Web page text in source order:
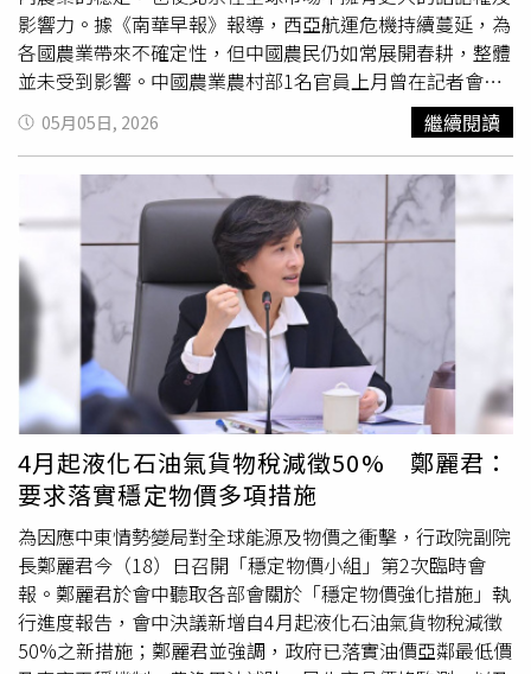
極度堪憂，不僅儲存區牆面發黴，更缺乏防鼠防蟲措施與車
輛清潔紀錄。雖然執法單位的強硬手段獲得廣泛讚譽，但強
制推行的監管新規也引發部分攤商反彈。因當局要求全面禁
止散裝零售、一律改為袋裝販售，導致孟買小型業者群起抗
議；業者代表前往FDA總部陳情時表示，散裝鮮奶保存期限
極短且每日運送量龐大，在缺乏包裝設備與物流緩衝的情況
下，要求店家一夜之間轉型並不切實際。目前印度執法機關
與零售業者之間的爭議仍未平息，商家呼籲政府應提供合理
的轉換期限與設備資助，而非只祭出重罰。
影響力。據《南華早報》報導，西亞航運危機持續蔓延，為
各國農業帶來不確定性，但中國農民仍如常展開春耕，整體
並未受到影響。中國農業農村部1名官員上月曾在記者會上
表示：「春耕化學肥料供應充足」，並補充稱，國內肥料價
格「遠低於國際價格」，春播作業正按部就班進行。當全球
政策制定者將焦點放在美以聯軍偷襲伊朗所引發的石油與石
化供應風險時，肥料這項全球大宗商品市場也正在遭受衝
擊，這凸顯了中國對上游農業產品的掌控力。中國約占全球
肥料產量的1/3，對全球農用化學品供應鏈具有強大影響
力。根據研究機構「IBISWorld」的數據，中國亦占全球化
學農藥原料產能的70%。分析人士指出，這種生產優勢使中
國在全球市場中擁有更大的話語權，尤其是在伊朗與美國持
續封鎖全球肥料及能源運輸的重要命脈「荷姆茲海峽」之
際。聯合國（United Nations）曾表示，在美以伊戰爭開打
之前，約1/3的海運肥料貿易需經過這條狹窄水道。中國領
先的獨立大宗商品市場資訊服務商「卓創資訊」（Sublime
China Information，SCI）分析師透露，中國持續的出口限
制，加上全球尿素與磷肥短缺，正推高價格，最終將影響全
球糧食安全。他們解釋，北京當局目前優先確保國內供應，
對尿素與磷肥等關鍵產品實施檢驗制度與配額管理。儘管北
京官方尚未宣布全面出口管制，但部分業界人士透露已接獲
停止出貨通知。多名消息人士向《路透社》與《金融時報》
表示，北京已禁止部分肥料出口，包括氮鉀複合肥與部分磷
05月05日, 2026 繼續閱讀
4月起液化石油氣貨物稅減徵50% 鄭麗君：
要求落實穩定物價多項措施
為因應中東情勢變局對全球能源及物價之衝擊，行政院副院
長鄭麗君今（18）日召開「穩定物價小組」第2次臨時會
報。鄭麗君於會中聽取各部會關於「穩定物價強化措施」執
行進度報告，會中決議新增自4月起液化石油氣貨物稅減徵
50%之新措施；鄭麗君並強調，政府已落實油價亞鄰最低價